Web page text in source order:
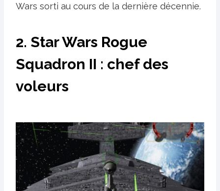
Wars sorti au cours de la dernière décennie.
2. Star Wars Rogue
Squadron II : chef des
voleurs